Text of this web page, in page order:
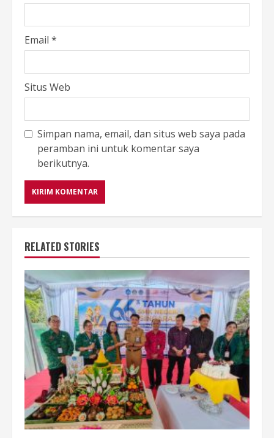
Email *
Situs Web
Simpan nama, email, dan situs web saya pada
peramban ini untuk komentar saya
berikutnya.
RELATED STORIES